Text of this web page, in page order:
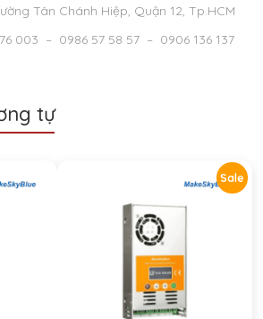
Tân Chánh Hiệp, Quận 12, Tp.HCM
003 – 0986 57 58 57 – 0906 136 137
tự
Sale